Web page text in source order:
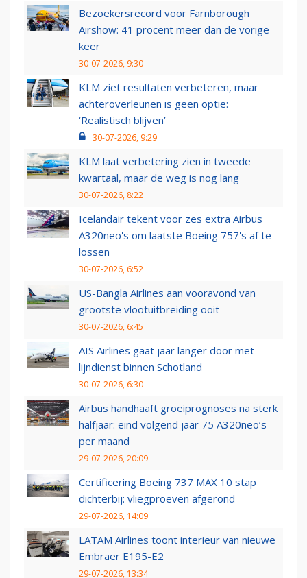
Bezoekersrecord voor Farnborough
Airshow: 41 procent meer dan de vorige
keer
30-07-2026, 9:30
KLM ziet resultaten verbeteren, maar
achteroverleunen is geen optie:
‘Realistisch blijven’
30-07-2026, 9:29
KLM laat verbetering zien in tweede
kwartaal, maar de weg is nog lang
30-07-2026, 8:22
Icelandair tekent voor zes extra Airbus
A320neo's om laatste Boeing 757's af te
lossen
30-07-2026, 6:52
US-Bangla Airlines aan vooravond van
grootste vlootuitbreiding ooit
30-07-2026, 6:45
AIS Airlines gaat jaar langer door met
lijndienst binnen Schotland
30-07-2026, 6:30
Airbus handhaaft groeiprognoses na sterk
halfjaar: eind volgend jaar 75 A320neo’s
per maand
29-07-2026, 20:09
Certificering Boeing 737 MAX 10 stap
dichterbij: vliegproeven afgerond
29-07-2026, 14:09
LATAM Airlines toont interieur van nieuwe
Embraer E195-E2
29-07-2026, 13:34